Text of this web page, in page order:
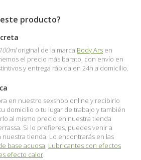
producto?
original de la marca Body Ars en
el precio más barato, con envío en
y entrega rápida en 24h a domicilio.
en nuestro sexshop online y recibirlo
domicilio o tu lugar de trabajo y también
al mismo precio en nuestra tienda
Si lo prefieres, puedes venir a
tienda. Lo encontrarás en las
base acuosa, Lubricantes con efectos
efecto calor.